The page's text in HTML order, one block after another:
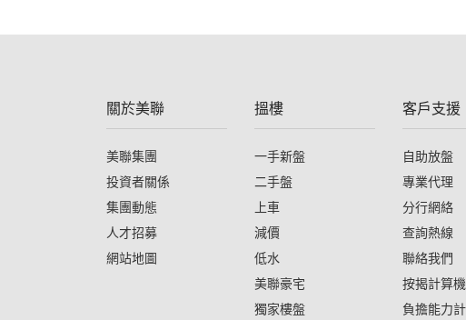
關於美聯
美聯集團
投資者關係
集團動態
人才招募
網站地圖
搵樓
一手新盤
二手盤
上車
減價
低水
美聯豪宅
獨家樓盤
客戶支援
自助放盤
專業代理
分行網絡
查詢熱線
聯絡我們
按揭計算機
負擔能力